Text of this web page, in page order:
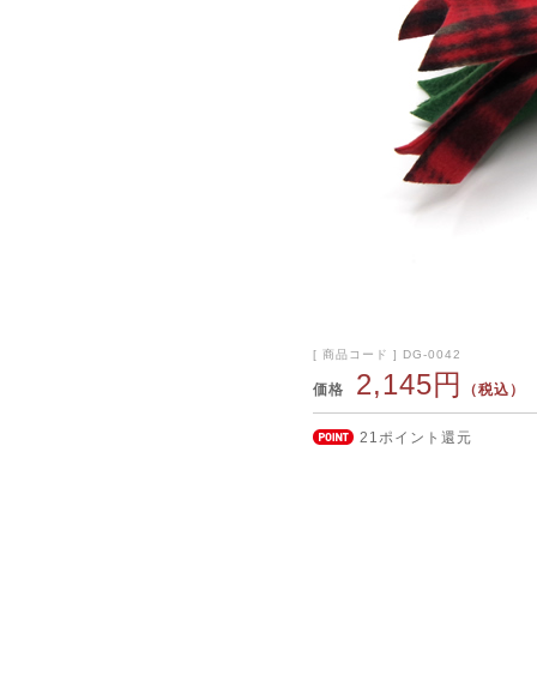
[ 商品コード ] DG-0042
価格 2,145円 （税込）
21ポイント還元